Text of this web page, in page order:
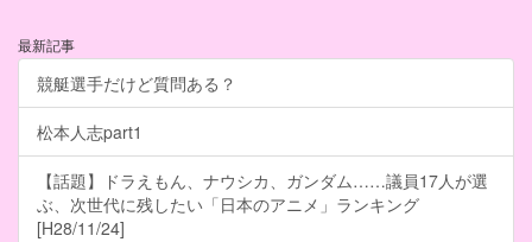
最新記事
競艇選手だけど質問ある？
松本人志part1
【話題】ドラえもん、ナウシカ、ガンダム……議員17人が選
ぶ、次世代に残したい「日本のアニメ」ランキング
[H28/11/24]